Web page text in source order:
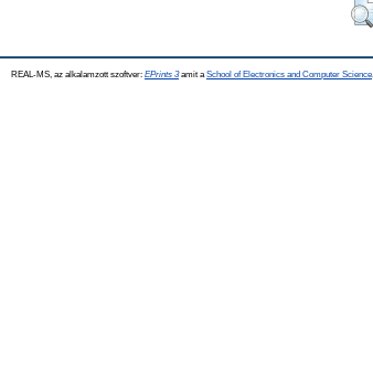
REAL-MS, az alkalamzott szoftver: EPrints 3amit a School of Electronics and Computer Science